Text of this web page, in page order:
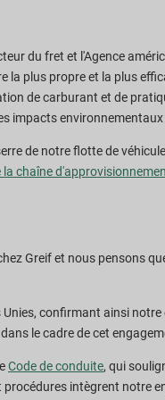
du fret et l'Agence
plus propre et la plus
de carburant et de
impacts
de notre flotte de
la chaîne
Greif et nous pensons
confirmant ainsi
le cadre de cet
Code de conduite, qui
intègrent notre